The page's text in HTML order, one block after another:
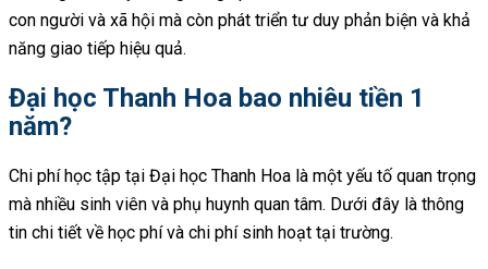
con người và xã hội mà còn phát triển tư duy phản biện và khả
năng giao tiếp hiệu quả.
Đại học Thanh Hoa bao nhiêu tiền 1
năm?
Chi phí học tập tại Đại học Thanh Hoa là một yếu tố quan trọng
mà nhiều sinh viên và phụ huynh quan tâm. Dưới đây là thông
tin chi tiết về học phí và chi phí sinh hoạt tại trường.